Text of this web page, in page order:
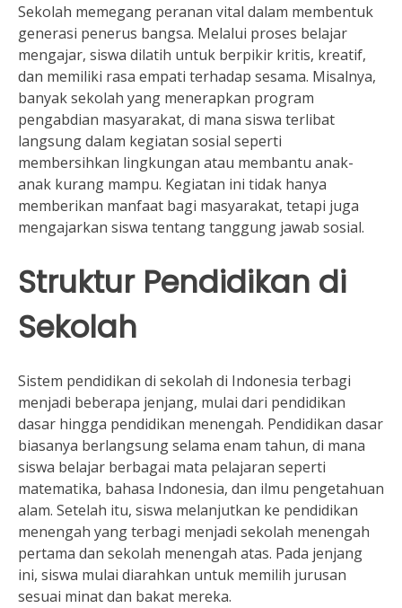
Sekolah memegang peranan vital dalam membentuk
generasi penerus bangsa. Melalui proses belajar
mengajar, siswa dilatih untuk berpikir kritis, kreatif,
dan memiliki rasa empati terhadap sesama. Misalnya,
banyak sekolah yang menerapkan program
pengabdian masyarakat, di mana siswa terlibat
langsung dalam kegiatan sosial seperti
membersihkan lingkungan atau membantu anak-
anak kurang mampu. Kegiatan ini tidak hanya
memberikan manfaat bagi masyarakat, tetapi juga
mengajarkan siswa tentang tanggung jawab sosial.
Struktur Pendidikan di
Sekolah
Sistem pendidikan di sekolah di Indonesia terbagi
menjadi beberapa jenjang, mulai dari pendidikan
dasar hingga pendidikan menengah. Pendidikan dasar
biasanya berlangsung selama enam tahun, di mana
siswa belajar berbagai mata pelajaran seperti
matematika, bahasa Indonesia, dan ilmu pengetahuan
alam. Setelah itu, siswa melanjutkan ke pendidikan
menengah yang terbagi menjadi sekolah menengah
pertama dan sekolah menengah atas. Pada jenjang
ini, siswa mulai diarahkan untuk memilih jurusan
sesuai minat dan bakat mereka.